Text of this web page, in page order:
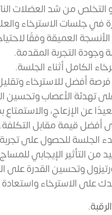
التخلص من شد العضلات
في جلسات الاسترخاء
العميقة وفقًا
وجودة التجربة المقدمة.
الكامل أثناء الجلسة.
أفضل للاسترخاء وتقليل
تهدئة الأعصاب وتحسين
عن الإزعاج،
أفضل قيمة مقابل التكلفة.
الجلسة للحصول على
التأثير الإيجابي
وتحسين القدرة
على الاسترخاء
.